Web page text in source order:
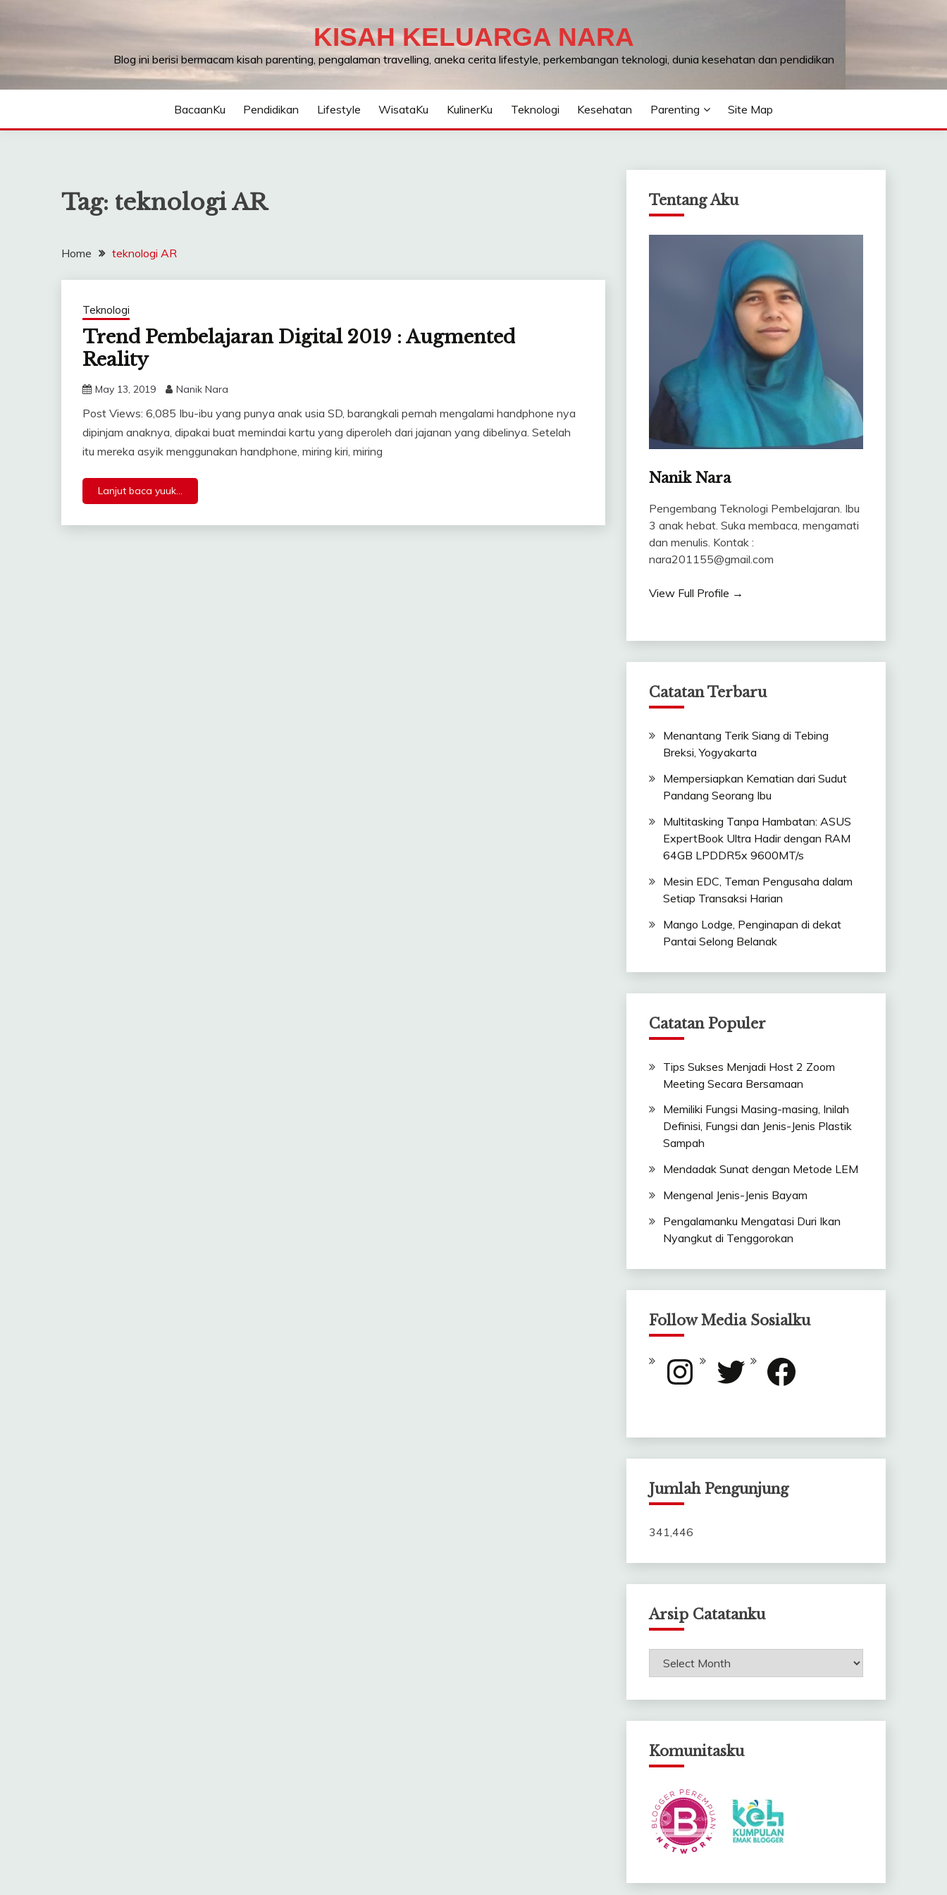
KISAH KELUARGA NARA
Blog ini berisi bermacam kisah parenting, pengalaman travelling, aneka cerita lifestyle, perkembangan teknologi, dunia kesehatan dan pendidikan
BacaanKu Pendidikan Lifestyle WisataKu KulinerKu Teknologi Kesehatan Parenting Site Map
Tag: teknologi AR
Home teknologi AR
Teknologi
Trend Pembelajaran Digital 2019 : Augmented
Reality
May 13, 2019 Nanik Nara
Post Views: 6,085 Ibu-ibu yang punya anak usia SD, barangkali pernah mengalami handphone nya
dipinjam anaknya, dipakai buat memindai kartu yang diperoleh dari jajanan yang dibelinya. Setelah
itu mereka asyik menggunakan handphone, miring kiri, miring
Lanjut baca yuuk...
Tentang Aku
Nanik Nara
Pengembang Teknologi Pembelajaran. Ibu
3 anak hebat. Suka membaca, mengamati
dan menulis. Kontak :
nara201155@gmail.com
View Full Profile →
Catatan Terbaru
Menantang Terik Siang di Tebing
Breksi, Yogyakarta
Mempersiapkan Kematian dari Sudut
Pandang Seorang Ibu
Multitasking Tanpa Hambatan: ASUS
ExpertBook Ultra Hadir dengan RAM
64GB LPDDR5x 9600MT/s
Mesin EDC, Teman Pengusaha dalam
Setiap Transaksi Harian
Mango Lodge, Penginapan di dekat
Pantai Selong Belanak
Catatan Populer
Tips Sukses Menjadi Host 2 Zoom
Meeting Secara Bersamaan
Memiliki Fungsi Masing-masing, Inilah
Definisi, Fungsi dan Jenis-Jenis Plastik
Sampah
Mendadak Sunat dengan Metode LEM
Mengenal Jenis-Jenis Bayam
Pengalamanku Mengatasi Duri Ikan
Nyangkut di Tenggorokan
Follow Media Sosialku
Instagram Twitter Facebook
Jumlah Pengunjung
341,446
Arsip Catatanku
Arsip
Komunitasku